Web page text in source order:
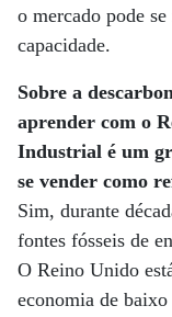
o mercado pode
capacidade.
Sobre a
aprender com o
Industrial é um
se vender como
Sim, durante
fontes fósseis de
O Reino Unido
economia de